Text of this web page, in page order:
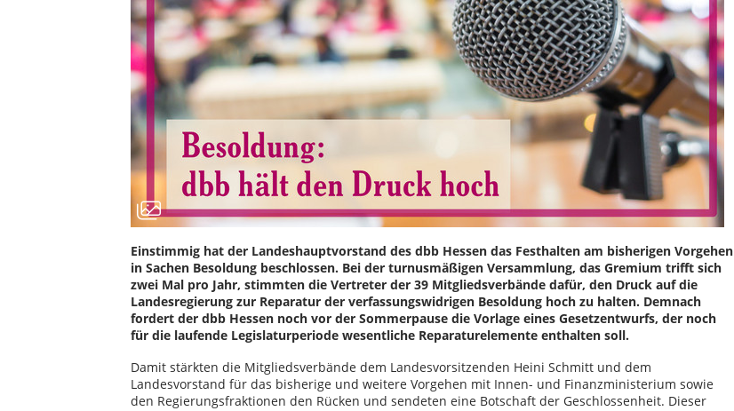
Einstimmig hat der Landeshauptvorstand des dbb Hessen das Festhalten am bisherigen Vorgehen
in Sachen Besoldung beschlossen. Bei der turnusmäßigen Versammlung, das Gremium trifft sich
zwei Mal pro Jahr, stimmten die Vertreter der 39 Mitgliedsverbände dafür, den Druck auf die
Landesregierung zur Reparatur der verfassungswidrigen Besoldung hoch zu halten. Demnach
fordert der dbb Hessen noch vor der Sommerpause die Vorlage eines Gesetzentwurfs, der noch
für die laufende Legislaturperiode wesentliche Reparaturelemente enthalten soll.
Damit stärkten die Mitgliedsverbände dem Landesvorsitzenden Heini Schmitt und dem
Landesvorstand für das bisherige und weitere Vorgehen mit Innen- und Finanzministerium sowie
den Regierungsfraktionen den Rücken und sendeten eine Botschaft der Geschlossenheit. Dieser